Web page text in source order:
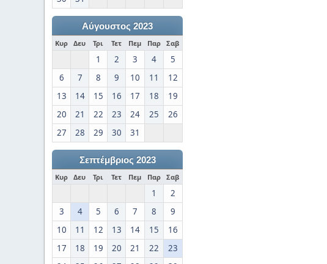
Αύγουστος 2023
Κυρ Δευ Τρι Τετ Πεμ Παρ Σαβ
1 2 3 4
5
6
7 8 9 10 11
12
13
14 15 16 17 18
19
20
21 22 23 24 25
26
27
28 29 30 31
Σεπτέμβριος 2023
Κυρ Δευ Τρι Τετ Πεμ Παρ Σαβ
1
2
3
4 5 6 7 8
9
10
11 12 13 14 15
16
17
18 19 20 21 22
23